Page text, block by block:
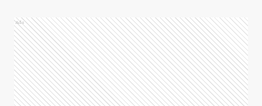
Ads